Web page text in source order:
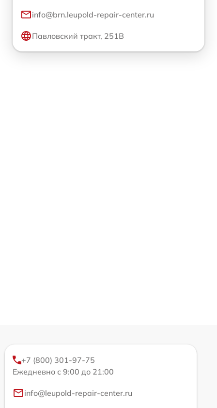
info@brn.leupold-repair-center.ru
Павловский тракт, 251В
+7 (800) 301-97-75
Ежедневно с 9:00 до 21:00
info@leupold-repair-center.ru